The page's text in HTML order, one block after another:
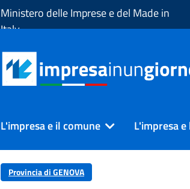
Ministero delle Imprese e del Made in
Italy
L'impresa e il comune L'impresa e
Provincia di GENOVA